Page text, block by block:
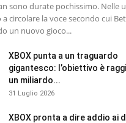
sono durate pochissimo. Nelle
circolare la voce secondo cui
un nuovo gioco...
XBOX punta a un traguardo
gigantesco: l’obiettivo è
un miliardo...
31 Luglio 2026
XBOX pronta a dire addio ai